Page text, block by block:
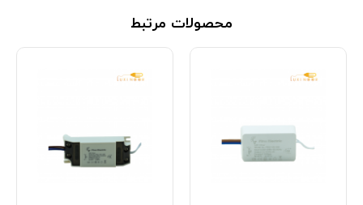
محصولات مرتبط